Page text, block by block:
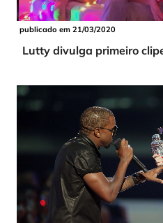
publicado em 21/03/2020
Lutty divulga primeiro